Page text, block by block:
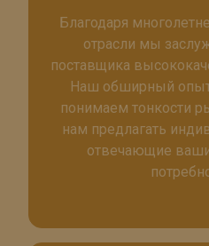
Благодаря
отрасли мы
поставщика
Наш обширный опыт
понимаем тонкости
нам предлагать
отвечающие